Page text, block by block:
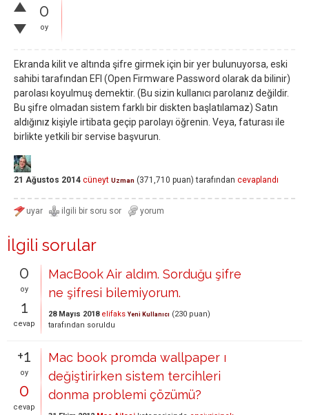
0
oy
Ekranda kilit ve altında şifre girmek için bir yer bulunuyorsa, eski
sahibi tarafından EFI (Open Firmware Password olarak da bilinir)
parolası koyulmuş demektir. (Bu sizin kullanıcı parolanız değildir.
Bu şifre olmadan sistem farklı bir diskten başlatılamaz) Satın
aldığınız kişiyle irtibata geçip parolayı öğrenin. Veya, faturası ile
birlikte yetkili bir servise başvurun.
21 Ağustos 2014 cüneyt Uzman (371,710 puan) tarafından cevaplandı
İlgili sorular
0
oy
1
cevap
MacBook Air aldım. Sorduğu şifre
ne şifresi bilemiyorum.
28 Mayıs 2018 elifaks Yeni Kullanıcı (230 puan)
tarafından soruldu
+1
oy
0
cevap
Mac book promda wallpaper ı
değiştirirken sistem tercihleri
donma problemi çözümü?